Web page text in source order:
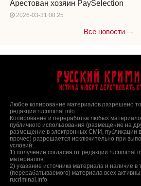
Арестован хозяин PaySelection
2026-03-31 08:25
Все новости →
Русский
Истина любит действовать
Любое копирование материалов разрешено
редакции rucriminal.info.
Копирование и переработка любых
публичного использования (размещение на
размещение в электронных СМИ, публикации
прочее) разрешается исключительно при
условий:
1) получение согласия от редакции
материалов;
2) указание источника материала и наличие в
(перерабатываемого) материала всех
rucriminal.info